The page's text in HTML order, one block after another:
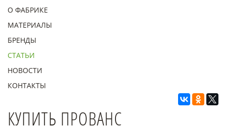
О ФАБРИКЕ
МАТЕРИАЛЫ
БРЕНДЫ
СТАТЬИ
НОВОСТИ
КОНТАКТЫ
КУПИТЬ ПРОВАНС